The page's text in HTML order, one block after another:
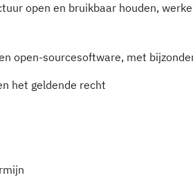
open en bruikbaar houden,
open-sourcesoftware, met
het geldende recht